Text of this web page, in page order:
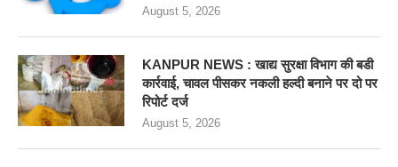
August 5, 2026
KANPUR NEWS : खाद्य सुरक्षा विभाग की बडी
कार्रवाई, चावल पीसकर नकली हल्दी बनाने पर दो पर
रिपोर्ट दर्ज
August 5, 2026